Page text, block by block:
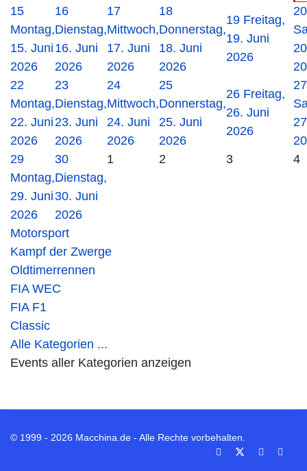
15
Montag,
15. Juni
2026
16
Dienstag,
16. Juni
2026
17
Mittwoch,
17. Juni
2026
18
Donnerstag,
18. Juni
2026
19 Freitag,
19. Juni
2026
20
22
Montag,
22. Juni
2026
23
Dienstag,
23. Juni
2026
24
Mittwoch,
24. Juni
2026
25
Donnerstag,
25. Juni
2026
26 Freitag,
26. Juni
2026
27
29
Montag,
29. Juni
2026
30
Dienstag,
30. Juni
2026
1 2 3 4
Motorsport
Kampf der Zwerge
Oldtimerrennen
FIA WEC
FIA F1
Classic
Alle Kategorien ...
Events aller Kategorien anzeigen
© 1999 - 2026 Macchina.de - Alle Rechte vorbehalten.